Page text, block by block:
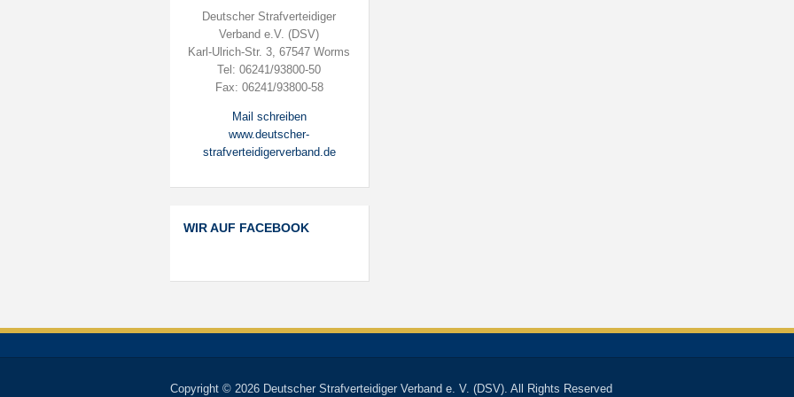
Deutscher Strafverteidiger
Verband e.V. (DSV)
Karl-Ulrich-Str. 3, 67547 Worms
Tel: 06241/93800-50
Fax: 06241/93800-58
Mail schreiben
www.deutscher-
strafverteidigerverband.de
WIR AUF FACEBOOK
Copyright © 2026 Deutscher Strafverteidiger Verband e. V. (DSV). All Rights Reserved